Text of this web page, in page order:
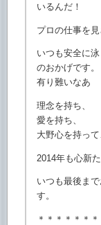
いるんだ！
プロの仕事を見
いつも安全に
のおかげです。
有り難いなあ
理念を持ち、
愛を持ち、
大野心を持って
2014年も心新
いつも最後ま
す。
＊＊＊＊＊＊